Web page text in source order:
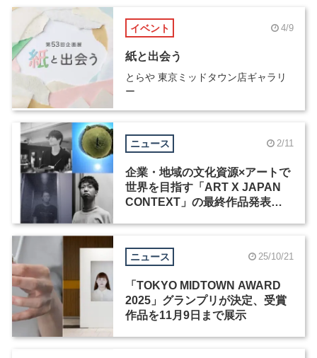
イベント 4/9
紙と出会う
とらや 東京ミッドタウン店ギャラリ
ー
ニュース 2/11
企業・地域の文化資源×アートで
世界を目指す「ART X JAPAN
CONTEXT」の最終作品発表・
ニュース 25/10/21
「TOKYO MIDTOWN AWARD
2025」グランプリが決定、受賞
作品を11月9日まで展示